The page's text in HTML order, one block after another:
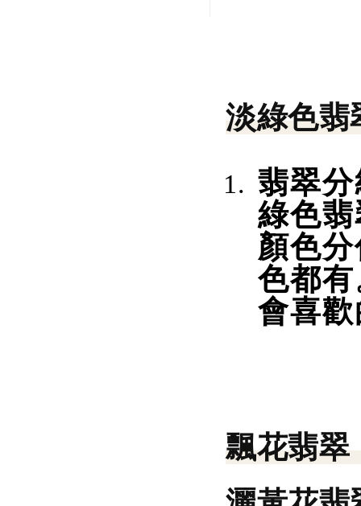
淡綠色翡
翡翠
綠色
顏色
色都
會喜
飄花翡翠